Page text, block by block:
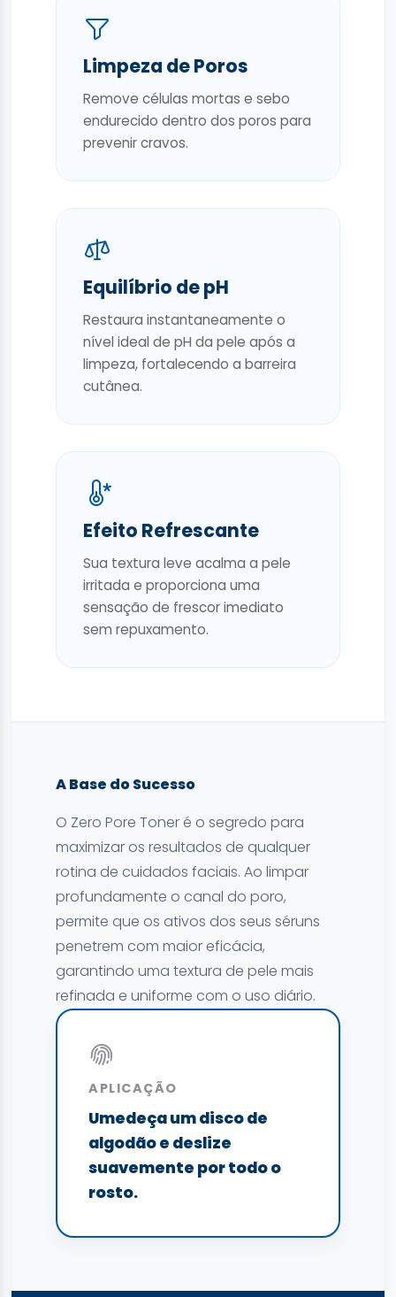
Limpeza de Poros
Remove células mortas e sebo
endurecido dentro dos poros para
prevenir cravos.
Equilíbrio de pH
Restaura instantaneamente o
nível ideal de pH da pele após a
limpeza, fortalecendo a barreira
cutânea.
Efeito Refrescante
Sua textura leve acalma a pele
irritada e proporciona uma
sensação de frescor imediato
sem repuxamento.
A Base do Sucesso
O Zero Pore Toner é o segredo para
maximizar os resultados de qualquer
rotina de cuidados faciais. Ao limpar
profundamente o canal do poro,
permite que os ativos dos seus séruns
penetrem com maior eficácia,
garantindo uma textura de pele mais
refinada e uniforme com o uso diário.
APLICAÇÃO
Umedeça um disco de
algodão e deslize
suavemente por todo o
rosto.